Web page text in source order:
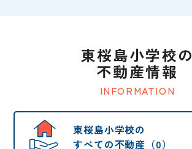
INFORMATION
東桜島小学校の
不動産情報
東桜島小学校の
すべての不動産（0）